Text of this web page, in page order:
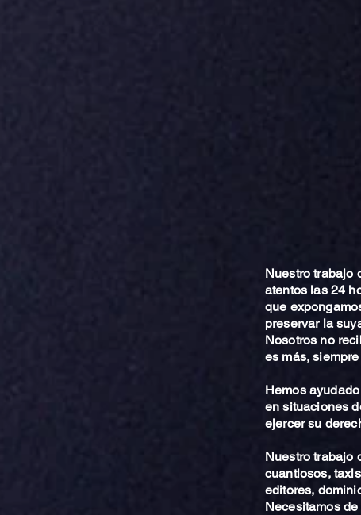
Nuestro trabajo
atentos las 24
que
preservar la
Nosotros no
es más,
Hemos
en situaciones
ejercer su
Nuestro trabajo
cuantiosos,
editores,
Necesitamos